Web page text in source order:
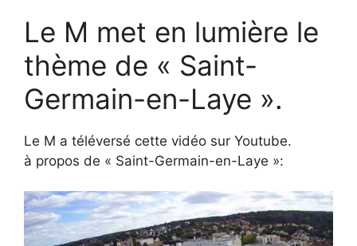
Le M met en lumière le
thème de « Saint-
Germain-en-Laye ».
Le M a téléversé cette vidéo sur Youtube.
à propos de « Saint-Germain-en-Laye »: